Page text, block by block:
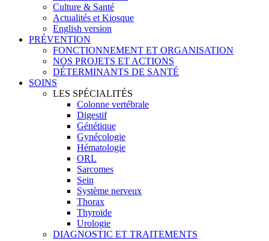
Culture & Santé
Actualités et Kiosque
English version
PRÉVENTION
FONCTIONNEMENT ET ORGANISATION
NOS PROJETS ET ACTIONS
DÉTERMINANTS DE SANTÉ
SOINS
LES SPÉCIALITÉS
Colonne vertébrale
Digestif
Génétique
Gynécologie
Hématologie
ORL
Sarcomes
Sein
Système nerveux
Thorax
Thyroïde
Urologie
DIAGNOSTIC ET TRAITEMENTS